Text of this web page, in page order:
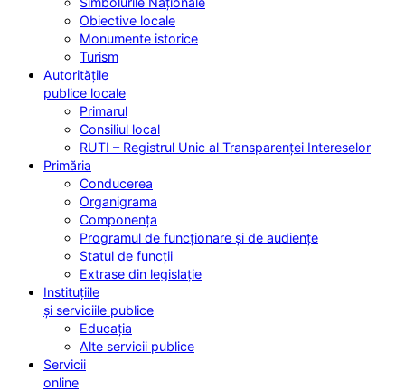
Obiective locale
Monumente istorice
Turism
Autoritățile
publice locale
Primarul
Consiliul local
RUTI – Registrul Unic al Transparenței Intereselor
Primăria
Conducerea
Organigrama
Componența
Programul de funcționare și de audiențe
Statul de funcții
Extrase din legislație
Instituțiile
și serviciile publice
Educația
Alte servicii publice
Servicii
online